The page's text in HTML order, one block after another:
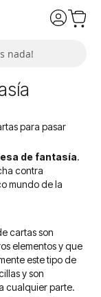
para pasar
de fantasía.
contra
mundo de la
cartas son
elementos y que
este tipo de
y son
cualquier parte.